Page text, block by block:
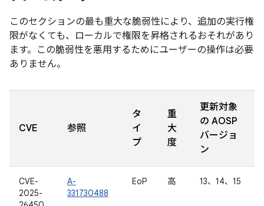
このセクションの最も重大な脆弱性により、追加の実行権
限がなくても、ローカルで権限を昇格されるおそれがあり
ます。この脆弱性を悪用するためにユーザーの操作は必要
ありません。
CVE 参照
タ
イ
プ
重
大
度
更新対象
の AOSP
バージョ
ン
CVE-
2025-
A-
331730488
EoP 高 13、14、15